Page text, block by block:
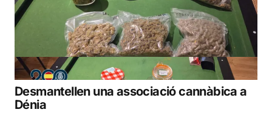
Desmantellen una associació cannàbica a
Dénia